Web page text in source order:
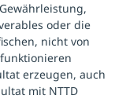
oder die
nicht von
erzeugen, auch
mit NTTD